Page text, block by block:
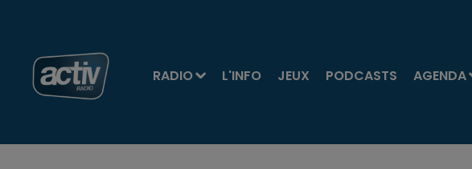
RADIO L'INFO JEUX PODCASTS AGENDA